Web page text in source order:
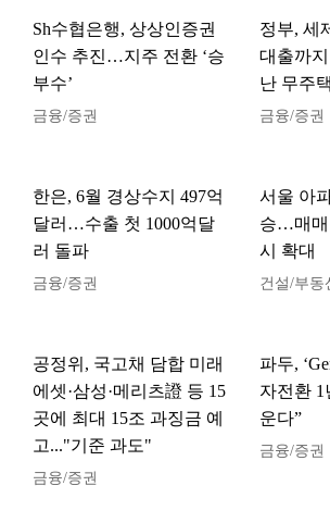
Sh수협은행, 상상인증권
인수 추진…지주 전환 ‘승
부수’
금융/증권
정부, 세
대출까
난 무주
금융/증권
한은, 6월 경상수지 497억
달러…수출 첫 1000억달
러 돌파
금융/증권
서울 아
승…매매
시 확대
건설/부동
공정위, 국고채 담합 미래
에셋·삼성·메리츠證 등 15
곳에 최대 15조 과징금 예
고..."기준 과도"
금융/증권
파두,
자전환 1
운다”
금융/증권